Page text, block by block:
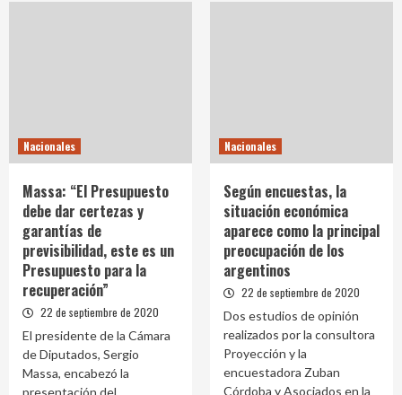
Nacionales
Massa: “El Presupuesto
debe dar certezas y
garantías de
previsibilidad, este es un
Presupuesto para la
recuperación”
22 de septiembre de 2020
El presidente de la Cámara
de Diputados, Sergio
Massa, encabezó la
presentación del
Nacionales
Según encuestas, la
situación económica
aparece como la principal
preocupación de los
argentinos
22 de septiembre de 2020
Dos estudios de opinión
realizados por la consultora
Proyección y la
encuestadora Zuban
Córdoba y Asociados en la